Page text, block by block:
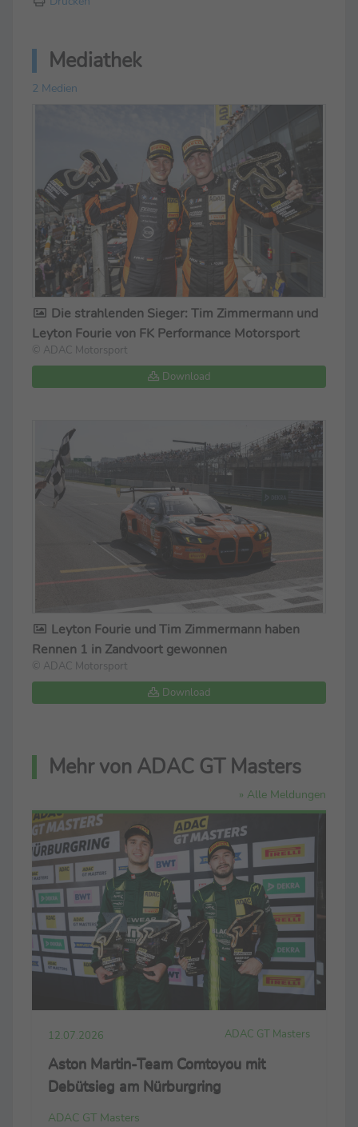
Mediathek
2 Medien
Die strahlenden Sieger: Tim Zimmermann und
Leyton Fourie von FK Performance Motorsport
© ADAC Motorsport
Download
Leyton Fourie und Tim Zimmermann haben
Rennen 1 in Zandvoort gewonnen
© ADAC Motorsport
Download
Mehr von ADAC GT Masters
» Alle Meldungen
12.07.2026 ADAC GT Masters
Aston Martin-Team Comtoyou mit
Debütsieg am Nürburgring
ADAC GT Masters